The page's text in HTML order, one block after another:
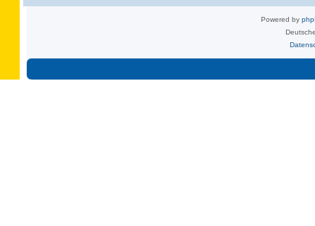
Powered by